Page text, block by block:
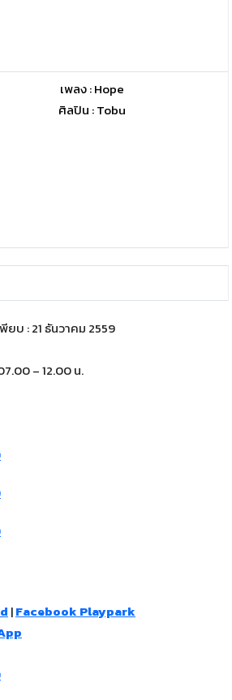
เพลง : Hope
ศิลปิน : Tobu
– 12.00 น.
|Facebook Playpark